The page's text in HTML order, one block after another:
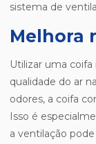
sistema de
Melhora
Utilizar uma
qualidade do ar
odores, a coifa
Isso é
a ventilação